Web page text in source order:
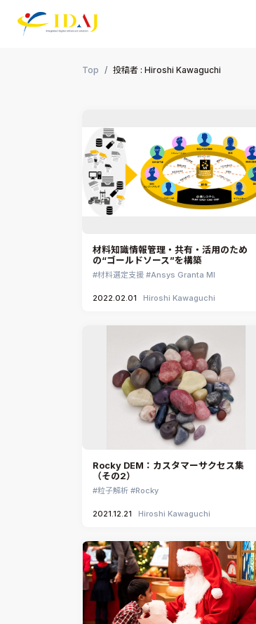
Top 投稿者 : Hiroshi Kawaguchi
材料知識情報管理・共有・活用のため
の“ゴールドソース”を構築
材料選定支援 Ansys Granta MI
2022.02.01 Hiroshi Kawaguchi
Rocky DEM：カスタマーサクセス集
（その2）
粒子解析 Rocky
2021.12.21 Hiroshi Kawaguchi